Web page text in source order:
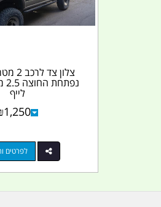
צלון
לייף
1,250
לפרטים